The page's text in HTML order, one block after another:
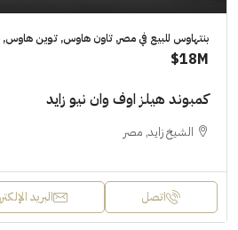
بنتهاوس للبيع في مصر, تاون هاوس, توين هاوس,
18M$
كمبوند هيلز اوف وان نيو زايد
الشيخ زايد, مصر
اتصل البريد